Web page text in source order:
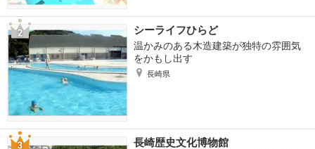
シーライフひらど
温かみのある木造建築が独特の雰囲気
をかもし出す
長崎県
長崎歴史文化博物館